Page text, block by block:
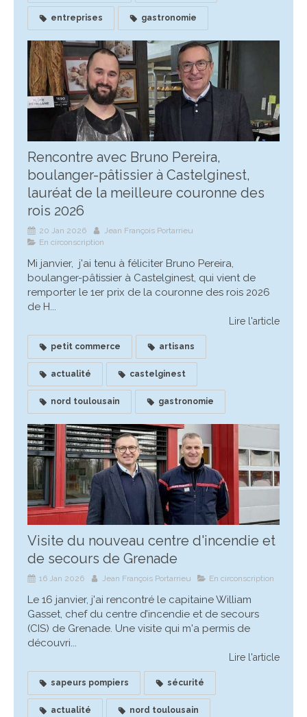
entreprises gastronomie
Rencontre avec Bruno Pereira,
boulanger-pâtissier à Castelginest,
lauréat de la meilleure couronne des
rois 2026
20 Jan 2026
Jean François Portarrieu
En circonscription
Mi janvier, j'ai tenu à féliciter Bruno Pereira,
boulanger-pâtissier à Castelginest, qui vient de
remporter le 1er prix de la couronne des rois 2026
de H...
Lire l'article
petit commerce artisans
actualité castelginest
nord toulousain gastronomie
Visite du nouveau centre d'incendie et
de secours de Grenade
16 Jan 2026 Jean François Portarrieu En circonscription
Le 16 janvier, j'ai rencontré le capitaine William
Gasset, chef du centre d’incendie et de secours
(CIS) de Grenade. Une visite qui m'a permis de
découvri...
Lire l'article
sapeurs pompiers sécurité
actualité nord toulousain